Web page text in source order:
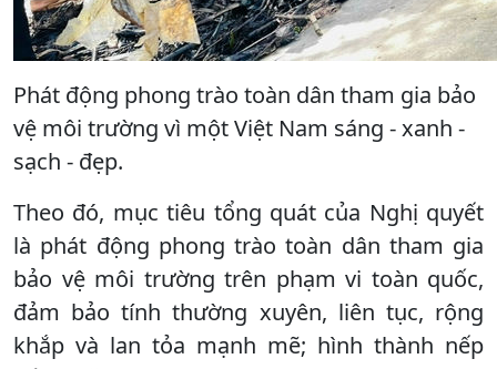
Phát động phong trào toàn dân tham gia bảo
vệ môi trường vì một Việt Nam sáng - xanh -
sạch - đẹp.
Theo đó, mục tiêu tổng quát của Nghị quyết
là phát động phong trào toàn dân tham gia
bảo vệ môi trường trên phạm vi toàn quốc,
đảm bảo tính thường xuyên, liên tục, rộng
khắp và lan tỏa mạnh mẽ; hình thành nếp